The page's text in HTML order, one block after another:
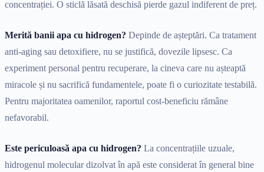
concentrației. O sticlă lăsată deschisă pierde gazul indiferent de preț.
Merită banii apa cu hidrogen? Depinde de așteptări. Ca tratament
anti-aging sau detoxifiere, nu se justifică, dovezile lipsesc. Ca
experiment personal pentru recuperare, la cineva care nu așteaptă
miracole și nu sacrifică fundamentele, poate fi o curiozitate testabilă.
Pentru majoritatea oamenilor, raportul cost-beneficiu rămâne
nefavorabil.
Este periculoasă apa cu hidrogen? La concentrațiile uzuale,
hidrogenul molecular dizolvat în apă este considerat în general bine